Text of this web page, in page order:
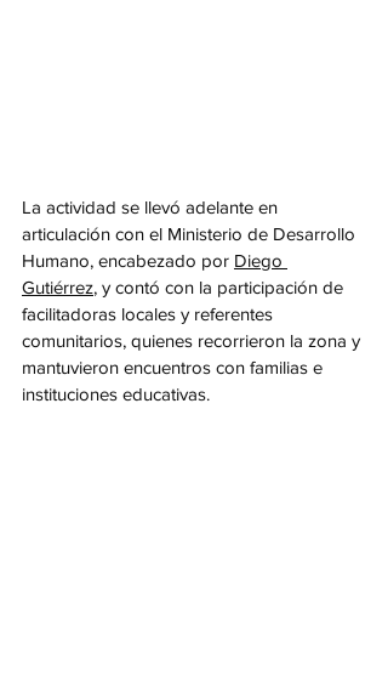
La actividad se llevó adelante en
articulación con el Ministerio de Desarrollo
Humano, encabezado por Diego
Gutiérrez, y contó con la participación de
facilitadoras locales y referentes
comunitarios, quienes recorrieron la zona y
mantuvieron encuentros con familias e
instituciones educativas.